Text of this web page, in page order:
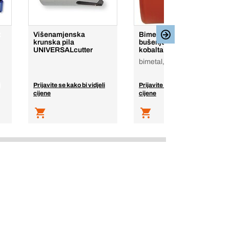
Višenamjenska
krunska pila
UNIVERSALcutter
Prijavite se kako bi vidjeli
cijene
Bimetalna kruna za
bušenje HSS s 8%
kobalta
bimetal, HSS - CO 8
Prijavite se kako bi vidjeli
cijene